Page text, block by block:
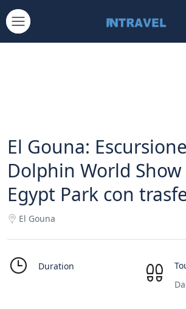
El Gouna:
Dolphin World
Egypt Park con
El Gouna
Duration